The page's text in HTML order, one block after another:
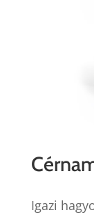
Igazi